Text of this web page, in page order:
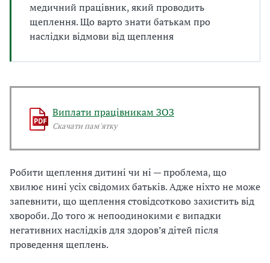
медичний працівник, який проводить
щеплення. Що варто знати батькам про
наслідки відмови від щеплення
Виплати працівникам ЗОЗ
Скачати пам'ятку
Робити щеплення дитині чи ні — проблема, що
хвилює нині усіх свідомих батьків. Адже ніхто не може
запевнити, що щеплення стовідсотково захистить від
хвороби. До того ж непоодинокими є випадки
негативних наслідків для здоров’я дітей після
проведення щеплень.
л
Б